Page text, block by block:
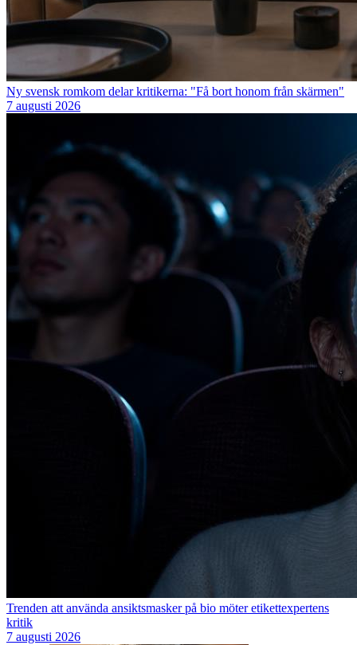
Ny svensk romkom delar kritikerna: "Få bort honom från skärmen"
7 augusti 2026
Trenden att använda ansiktsmasker på bio möter etikettexpertens
kritik
7 augusti 2026